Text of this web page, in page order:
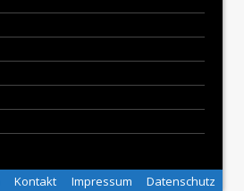
Kontakt Impressum Datenschutz